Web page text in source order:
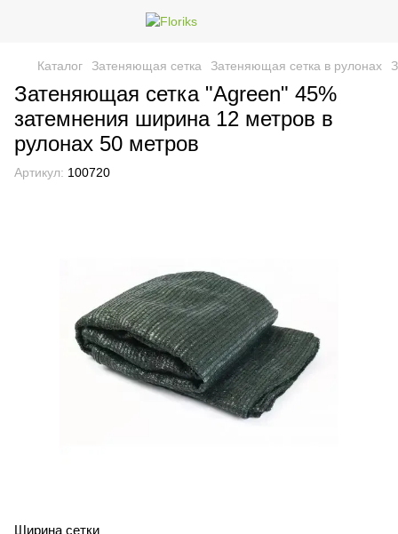
Каталог Затеняющая сетка Затеняющая сетка в рулонах
Затеняющая сетка "Agreen" 45%
затемнения ширина 12 метров в
рулонах 50 метров
Артикул: 100720
Ширина сетки